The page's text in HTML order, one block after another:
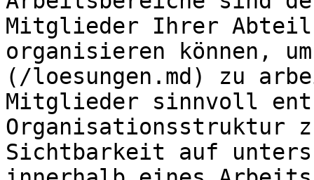
Mitglieder Ihrer
organisieren können,
(/loesungen.md) zu
Mitglieder sinnvoll
Organisationsstruktur
Sichtbarkeit auf